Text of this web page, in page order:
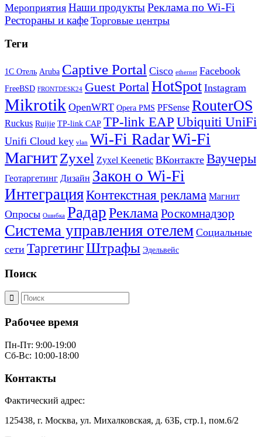
Мероприятия Наши продуктыРеклама по Wi-Fi
Рестораны и кафе Торговые центры
Теги
1С Отель Aruba Captive Portal Cisco ethernet Facebook
FreeBSD FRONTDESK24 Guest PortalHotSpot Instagram
Mikrotik OpenWRT Opera PMS PFSense RouterOS
Ruckus Ruijie TP-link CAP TP-link EAP Ubiquiti UniFi
Unifi Cloud key vlan Wi-Fi RadarWi-Fi
МагнитZyxel Zyxel Keenetic ВКонтакте Ваучеры
Геотаргетинг Дизайн Закон о Wi-Fi
ИнтеграцияКонтекстная реклама Магнит
Опросы Ошибка РадарРеклама Роскомнадзор
Система управления отелем Социальные
сети ТаргетингШтрафы Эдельвейс
Поиск
Рабочее время
Пн-Пт: 9:00-19:00
Сб-Вс: 10:00-18:00
Контакты
Фактический адрес:
125438, г. Москва, ул. Михалковская, д. 63Б, стр.1, пом.6/2